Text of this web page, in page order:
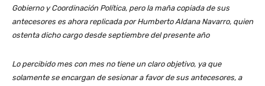
Gobierno y Coordinación Política, pero la maña copiada de sus
antecesores es ahora replicada por Humberto Aldana Navarro, quien
ostenta dicho cargo desde septiembre del presente año
Lo percibido mes con mes no tiene un claro objetivo, ya que
solamente se encargan de sesionar a favor de sus antecesores, a